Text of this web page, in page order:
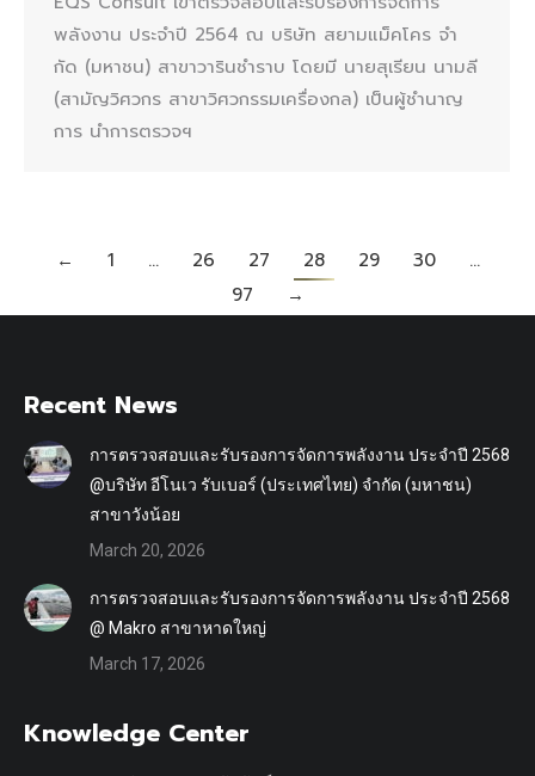
พลังงาน ประจำปี 2564 ณ บริษัท สยามแม็คโคร จํา
กัด (มหาชน) สาขาวารินชำราบ โดยมี นายสุเรียน นามลี
(สามัญวิศวกร สาขาวิศวกรรมเครื่องกล) เป็นผู้ชำนาญ
การ นำการตรวจฯ
← 1 … 26 27 28 29 30
…
97
→
Recent News
การตรวจสอบและรับรองการจัดการพลังงาน ประจำปี 2568
@บริษัท อีโนเว รับเบอร์ (ประเทศไทย) จำกัด (มหาชน)
สาขาวังน้อย
March 20, 2026
การตรวจสอบและรับรองการจัดการพลังงาน ประจำปี 2568
@ Makro สาขาหาดใหญ่
March 17, 2026
Knowledge Center